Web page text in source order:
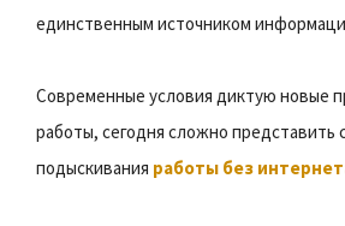
единственным источником
Современные условия диктую новые
работы, сегодня сложно представить
подыскивания работы без